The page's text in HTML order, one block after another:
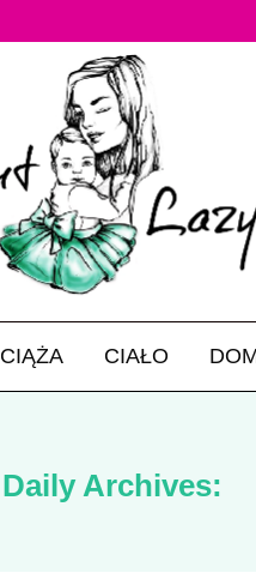
CIĄŻA CIAŁO
Daily Archives: